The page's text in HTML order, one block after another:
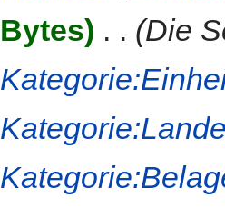
Bytes) . . (Die